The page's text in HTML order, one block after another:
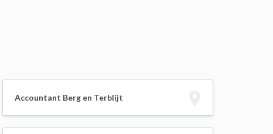
Accountant Berg en Terblijt